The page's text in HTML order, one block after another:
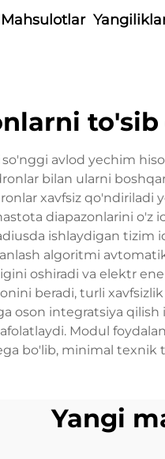
Mahsulotlar
avlod yechim
bilan ularni
xavfsiz
diapazonlarini
ishlaydigan
algoritmi
oshiradi va elektr
beradi, turli
oson integratsiya
Modul
bo'lib, minimal texnik
Yangi